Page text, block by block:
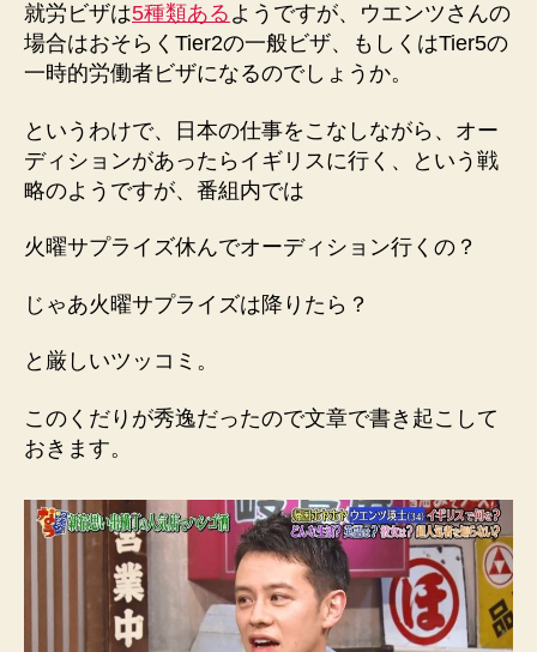
就労ビザは5種類ある ようですが、ウエンツさんの
場合はおそらくTier2の一般ビザ、もしくはTier5の
一時的労働者ビザになるのでしょうか。
というわけで、日本の仕事をこなしながら、オー
ディションがあったらイギリスに行く、という戦
略のようですが、番組内では
火曜サプライズ休んでオーディション行くの？
じゃあ火曜サプライズは降りたら？
と厳しいツッコミ。
このくだりが秀逸だったので文章で書き起こして
おきます。